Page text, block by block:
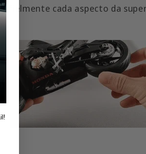
fielmente cada aspecto da